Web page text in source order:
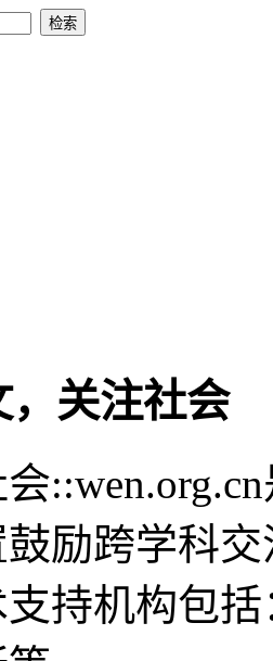
，关注社会
励跨学科
持机构包